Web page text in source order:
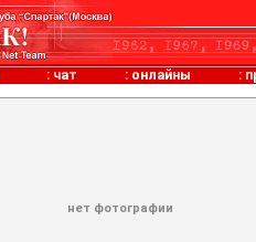
: чат : онлайны :
нет фотографии